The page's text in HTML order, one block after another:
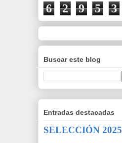
6 2 9 5 3
Buscar este blog
Entradas destacadas
SELECCIÓN 2025